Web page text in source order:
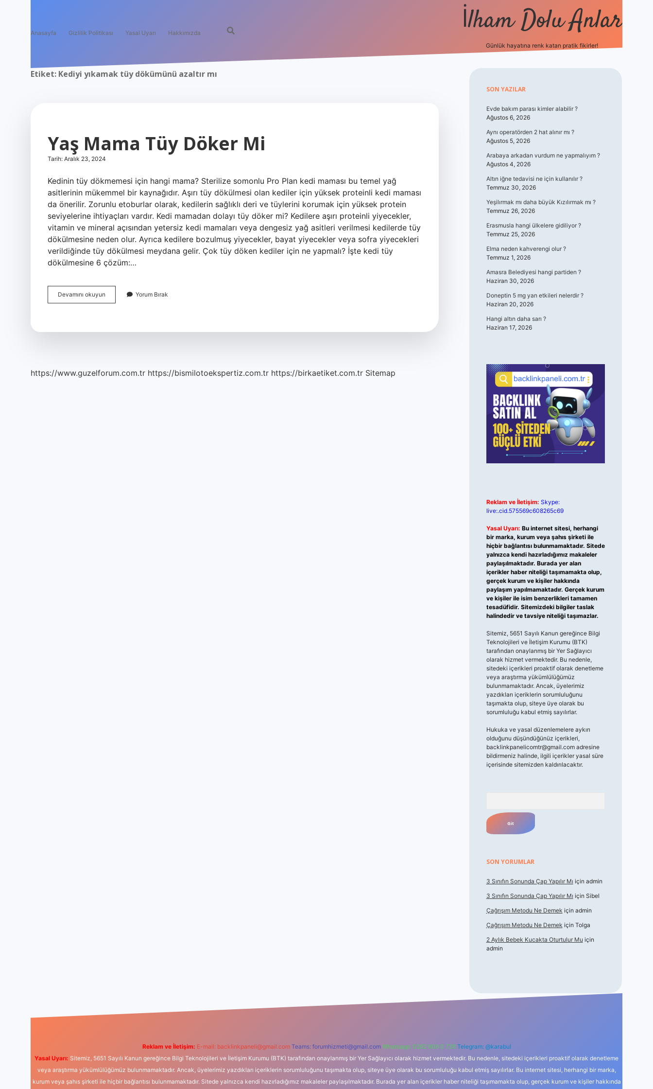
Anasayfa Gizlilik Politikası Yasal Uyarı Hakkımızda İlham Dolu Anlar
Günlük hayatına renk katan pratik fikirler!
Etiket: Kediyi yıkamak tüy dökümünü azaltır mı
Yaş Mama Tüy Döker Mi
Tarih: Aralık 23, 2024
Kedinin tüy dökmemesi için hangi mama? Sterilize somonlu Pro Plan kedi maması bu temel yağ
asitlerinin mükemmel bir kaynağıdır. Aşırı tüy dökülmesi olan kediler için yüksek proteinli kedi maması
da önerilir. Zorunlu etoburlar olarak, kedilerin sağlıklı deri ve tüylerini korumak için yüksek protein
seviyelerine ihtiyaçları vardır. Kedi mamadan dolayı tüy döker mi? Kedilere aşırı proteinli yiyecekler,
vitamin ve mineral açısından yetersiz kedi mamaları veya dengesiz yağ asitleri verilmesi kedilerde tüy
dökülmesine neden olur. Ayrıca kedilere bozulmuş yiyecekler, bayat yiyecekler veya sofra yiyecekleri
verildiğinde tüy dökülmesi meydana gelir. Çok tüy döken kediler için ne yapmalı? İşte kedi tüy
dökülmesine 6 çözüm:…
Devamını okuyun
Mama
Yorum Bırak
https://www.guzelforum.com.tr https://bismilotoekspertiz.com.tr https://birkaetiket.com.tr Sitemap
Sidebar
SON YAZILAR
Evde bakım parası kimler alabilir ?
Ağustos 6, 2026
Aynı operatörden 2 hat alınır mı ?
Ağustos 5, 2026
Arabaya arkadan vurdum ne yapmalıyım ?
Ağustos 4, 2026
Altın iğne tedavisi ne için kullanılır ?
Temmuz 30, 2026
Yeşilırmak mı daha büyük Kızılırmak mı ?
Temmuz 26, 2026
Erasmusla hangi ülkelere gidiliyor ?
Temmuz 25, 2026
Elma neden kahverengi olur ?
Temmuz 1, 2026
Amasra Belediyesi hangi partiden ?
Haziran 30, 2026
Doneptin 5 mg yan etkileri nelerdir ?
Haziran 20, 2026
Hangi altın daha sarı ?
Haziran 17, 2026
Reklam ve İletişim: Skype:
live:.cid.575569c608265c69
Yasal Uyarı: Bu internet sitesi, herhangi
bir marka, kurum veya şahıs şirketi ile
hiçbir bağlantısı bulunmamaktadır. Sitede
yalnızca kendi hazırladığımız makaleler
paylaşılmaktadır. Burada yer alan
içerikler haber niteliği taşımamakta olup,
gerçek kurum ve kişiler hakkında
paylaşım yapılmamaktadır. Gerçek kurum
ve kişiler ile isim benzerlikleri tamamen
tesadüfidir. Sitemizdeki bilgiler taslak
halindedir ve tavsiye niteliği taşımazlar.
Sitemiz, 5651 Sayılı Kanun gereğince Bilgi
Teknolojileri ve İletişim Kurumu (BTK)
tarafından onaylanmış bir Yer Sağlayıcı
olarak hizmet vermektedir. Bu nedenle,
sitedeki içerikleri proaktif olarak denetleme
veya araştırma yükümlülüğümüz
bulunmamaktadır. Ancak, üyelerimiz
yazdıkları içeriklerin sorumluluğunu
taşımakta olup, siteye üye olarak bu
sorumluluğu kabul etmiş sayılırlar.
Hukuka ve yasal düzenlemelere aykırı
olduğunu düşündüğünüz içerikleri,
backlinkpanelicomtr@gmail.comadresine
bildirmeniz halinde, ilgili içerikler yasal süre
içerisinde sitemizden kaldırılacaktır.
SON YORUMLAR
3 Sınıfın Sonunda Çap Yapılır Mı için admin
3 Sınıfın Sonunda Çap Yapılır Mı için Sibel
Çağrışım Metodu Ne Demek için admin
Çağrışım Metodu Ne Demek için Tolga
2 Aylık Bebek Kucakta Oturtulur Mu için
admin
Reklam ve İletişim: E-mail: backlinkpaneli@gmail.com Teams: forumhizmeti@gmail.com Whatsapp: 0262 606 0 726 Telegram: @karabul
Yasal Uyarı: Sitemiz, 5651 Sayılı Kanun gereğince Bilgi Teknolojileri ve İletişim Kurumu (BTK) tarafından onaylanmış bir Yer Sağlayıcı olarak hizmet vermektedir. Bu nedenle, sitedeki içerikleri proaktif olarak denetleme
veya araştırma yükümlülüğümüz bulunmamaktadır. Ancak, üyelerimiz yazdıkları içeriklerin sorumluluğunu taşımakta olup, siteye üye olarak bu sorumluluğu kabul etmiş sayılırlar. Bu internet sitesi, herhangi bir marka,
kurum veya şahıs şirketi ile hiçbir bağlantısı bulunmamaktadır. Sitede yalnızca kendi hazırladığımız makaleler paylaşılmaktadır. Burada yer alan içerikler haber niteliği taşımamakta olup, gerçek kurum ve kişiler hakkında